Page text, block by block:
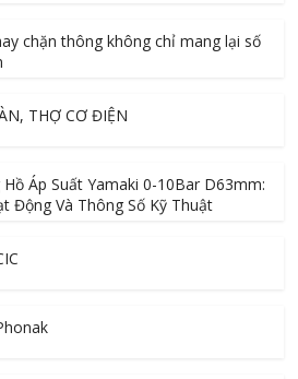
chặn thông không chỉ mang lại số
THỢ CƠ ĐIỆN
Áp Suất Yamaki 0-10Bar D63mm:
Động Và Thông Số Kỹ Thuật